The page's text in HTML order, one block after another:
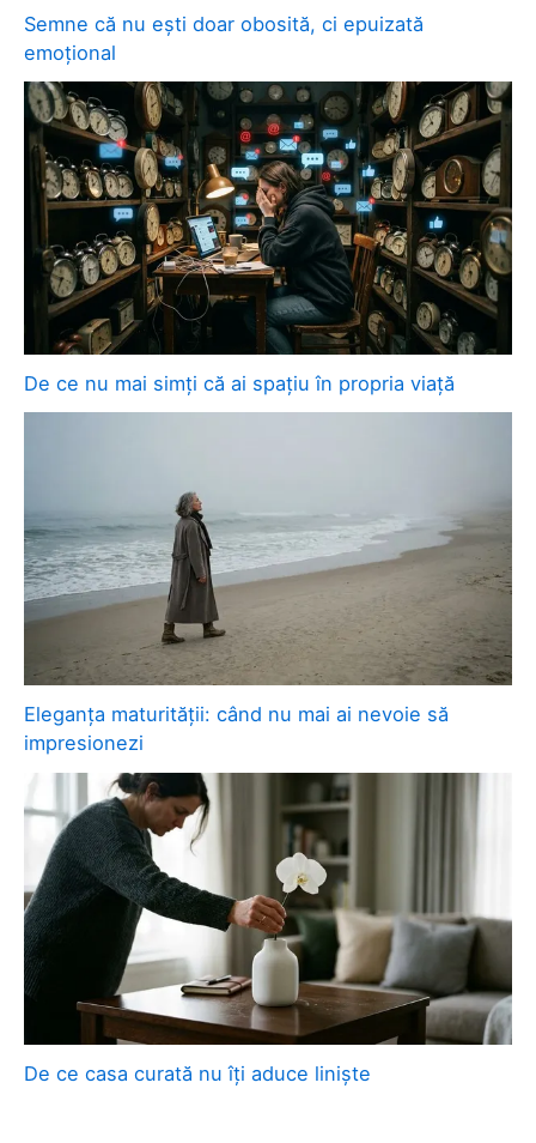
Semne că nu ești doar obosită, ci epuizată
emoțional
De ce nu mai simți că ai spațiu în propria viață
Eleganța maturității: când nu mai ai nevoie să
impresionezi
De ce casa curată nu îți aduce liniște